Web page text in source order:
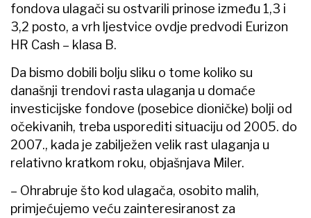
fondova ulagači su ostvarili prinose između 1,3 i
3,2 posto, a vrh ljestvice ovdje predvodi Eurizon
HR Cash – klasa B.
Da bismo dobili bolju sliku o tome koliko su
današnji trendovi rasta ulaganja u domaće
investicijske fondove (posebice dioničke) bolji od
očekivanih, treba usporediti situaciju od 2005. do
2007., kada je zabilježen velik rast ulaganja u
relativno kratkom roku, objašnjava Miler.
– Ohrabruje što kod ulagača, osobito malih,
primjećujemo veću zainteresiranost za